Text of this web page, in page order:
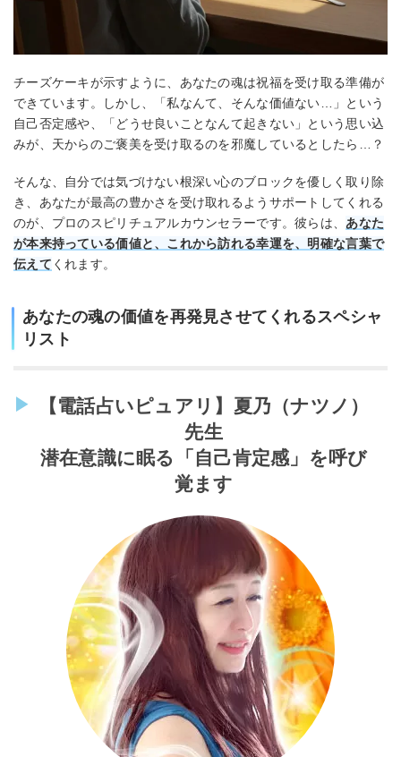
チーズケーキが示すように、あなたの魂は祝福を受け取る準備が
できています。しかし、「私なんて、そんな価値ない…」という
自己否定感や、「どうせ良いことなんて起きない」という思い込
みが、天からのご褒美を受け取るのを邪魔しているとしたら…？
そんな、自分では気づけない根深い心のブロックを優しく取り除
き、あなたが最高の豊かさを受け取れるようサポートしてくれる
のが、プロのスピリチュアルカウンセラーです。彼らは、あなた
が本来持っている価値と、これから訪れる幸運を、明確な言葉で
伝えて くれます。
あなたの魂の価値を再発見させてくれるスペシャ
リスト
【電話占いピュアリ】夏乃（ナツノ）
先生
潜在意識に眠る「自己肯定感」を呼び
覚ます